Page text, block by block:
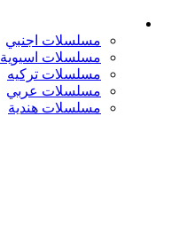
مسلسلات اجنبي
مسلسلات اسيوية
مسلسلات تركيه
مسلسلات عربي
مسلسلات هندية